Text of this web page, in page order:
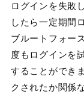
ログインを失敗
したら一定期間
ブルートフォー
度もログインを
することができ
クされたか関係